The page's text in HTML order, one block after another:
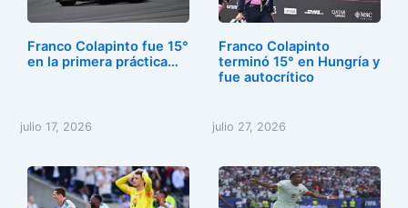
Franco Colapinto fue 15°
en la primera práctica…
julio 17, 2026
Franco Colapinto
terminó 15° en Hungría y
fue autocrítico
julio 27, 2026